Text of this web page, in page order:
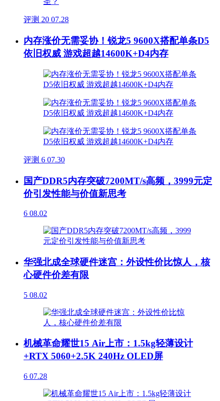
评测 20 07.28
内存涨价无需妥协！锐龙5 9600X搭配单条D5
依旧权威 游戏超越14600K+D4内存
评测 6 07.30
国产DDR5内存突破7200MT/s高频，3999元定
价引发性能与价值新思考
6 08.02
华强北成全球硬件迷宫：外设性价比惊人，核
心硬件价差有限
5 08.02
机械革命耀世15 Air上市：1.5kg轻薄设计
+RTX 5060+2.5K 240Hz OLED屏
6 07.28